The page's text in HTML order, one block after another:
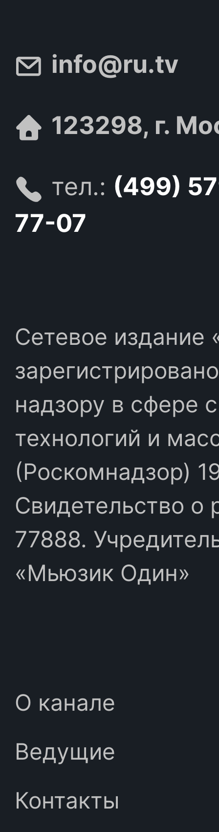
info@ru.tv
123298, г.
тел.: (499)
77-07
Сетевое издание
надзору в сфере
технологий и
(Роскомнадзор)
Свидетельство
77888.
«Мьюзик Один»
О канале
Ведущие
Контакты